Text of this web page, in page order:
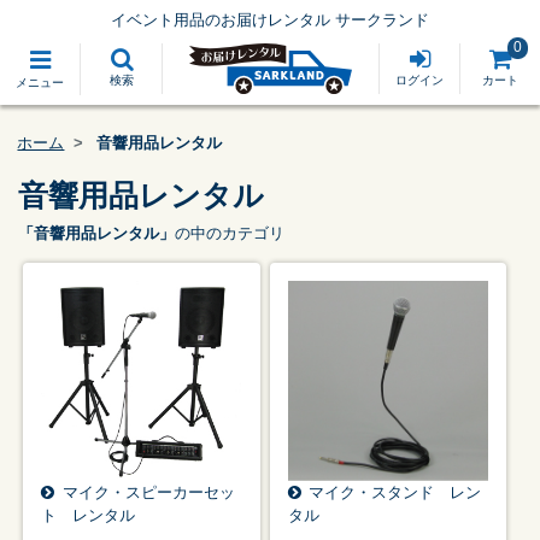
メニュー 検索
イベント用品のお届けレンタル サークランド
ログイン カート
0
ホーム 音響用品レンタル
音響用品レンタル
「音響用品レンタル」 の中のカテゴリ
マイク・スピーカーセッ
ト レンタル
マイク・スタンド レン
タル